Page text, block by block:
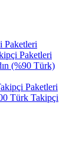
Paketleri
Paketleri
(%90 Türk)
Paketleri
Türk Takipçi